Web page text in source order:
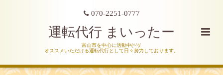
070-2251-0777
運転代行 まいったー
富山市を中心に活動中(^^)/
オススメいただける運転代行として日々努力しております。